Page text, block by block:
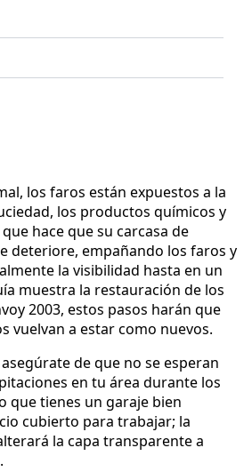
los faros están expuestos a la
los productos químicos y
hace que su carcasa de
deteriore, empañando los faros y
la visibilidad hasta en un
muestra la restauración de los
2003, estos pasos harán que
vuelvan a estar como nuevos.
de que no se esperan
en tu área durante los
que tienes un garaje bien
cubierto para trabajar; la
la capa transparente a